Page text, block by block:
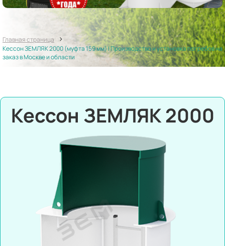
Главная страница >
Кессон ЗЕМЛЯК 2000 (муфта 159 мм) | Производство и установка погребов на
заказ в Москве и области
Кессон ЗЕМЛЯК 2000